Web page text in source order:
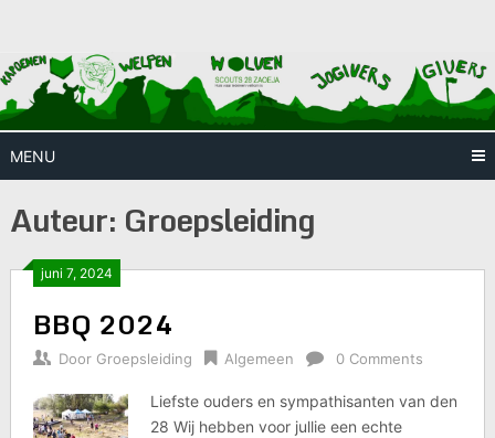
content
Scouts
28
Zaoeja
MENU
Auteur: Groepsleiding
juni 7, 2024
BBQ 2024
Door Groepsleiding Algemeen 0 Comments
Liefste ouders en sympathisanten van den
28 Wij hebben voor jullie een echte